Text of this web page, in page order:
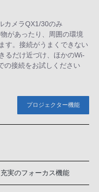
カメラQX1/30のみ
があったり、周囲の環境
す。接続がうまくできない
るだけ近づけ、ほかのWi-
の接続をお試しください
プロジェクター機能
充実のフォーカス機能